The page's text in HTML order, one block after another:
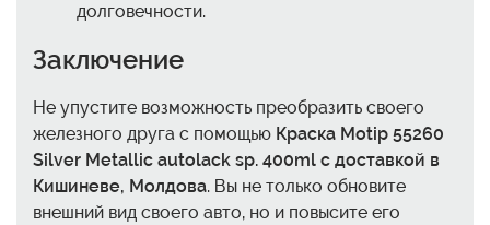
долговечности.
Заключение
Не упустите возможность преобразить своего
железного друга с помощью Краска Motip 55260
Silver Metallic autolack sp. 400ml с доставкой в
Кишиневе, Молдова. Вы не только обновите
внешний вид своего авто, но и повысите его